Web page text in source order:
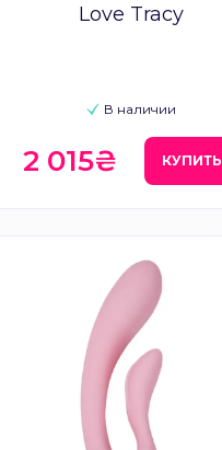
Love Tracy
В наличии
2 015₴ КУПИТЬ